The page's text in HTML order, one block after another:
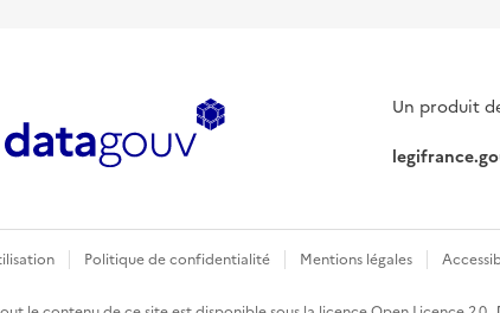
Un produit
Politique de confidentialité Mentions légales